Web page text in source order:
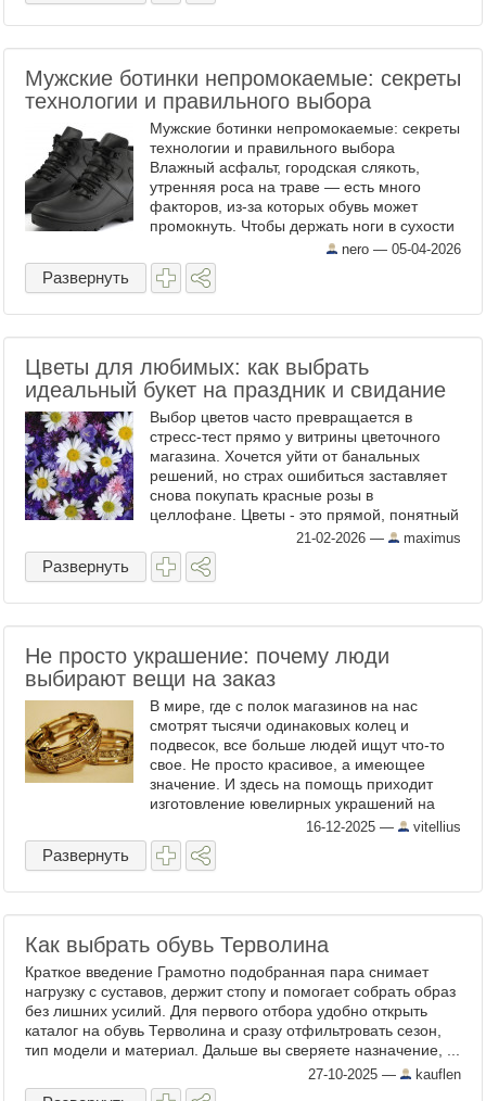
Мужские ботинки непромокаемые: секреты
технологии и правильного выбора
Мужские ботинки непромокаемые: секреты
технологии и правильного выбора
Влажный асфальт, городская слякоть,
утренняя роса на траве — есть много
факторов, из-за которых обувь может
промокнуть. Чтобы держать ноги в сухости
и не испытывать дискомфорта, нужны
водонепроницаемые модели. ...
nero — 05-04-2026
Развернуть
Цветы для любимых: как выбрать
идеальный букет на праздник и свидание
Выбор цветов часто превращается в
стресс-тест прямо у витрины цветочного
магазина. Хочется уйти от банальных
решений, но страх ошибиться заставляет
снова покупать красные розы в
целлофане. Цветы - это прямой, понятный
язык эмоций, и говорить на нем нужно
уметь без акцента. Грамотно ...
21-02-2026 — maximus
Развернуть
Не просто украшение: почему люди
выбирают вещи на заказ
В мире, где с полок магазинов на нас
смотрят тысячи одинаковых колец и
подвесок, все больше людей ищут что-то
свое. Не просто красивое, а имеющее
значение. И здесь на помощь приходит
изготовление ювелирных украшений на
заказ . Это не про массовое производство,
а про историю, которую ...
16-12-2025 — vitellius
Развернуть
Как выбрать обувь Терволина
Краткое введение Грамотно подобранная пара снимает
нагрузку с суставов, держит стопу и помогает собрать образ
без лишних усилий. Для первого отбора удобно открыть
каталог на обувь Терволина и сразу отфильтровать сезон,
тип модели и материал. Дальше вы сверяете назначение, ...
27-10-2025 — kauflen